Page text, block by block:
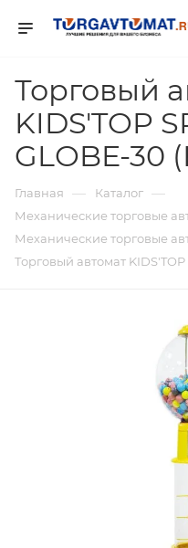
Торговый
KIDS'TOP
GLOBE-30
Главная — Каталог —
Механические торговые
Механические торговые
Торговый автомат KIDS'TOP